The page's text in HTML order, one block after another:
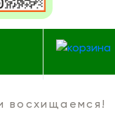
восхищаемся!